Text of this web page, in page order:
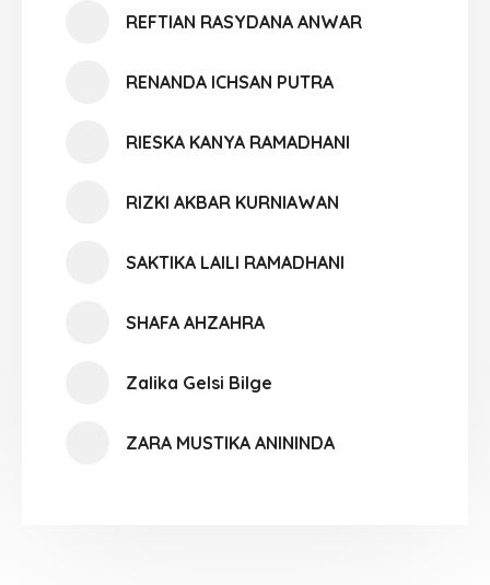
REFTIAN RASYDANA ANWAR
RENANDA ICHSAN PUTRA
RIESKA KANYA RAMADHANI
RIZKI AKBAR KURNIAWAN
SAKTIKA LAILI RAMADHANI
SHAFA AHZAHRA
Zalika Gelsi Bilge
ZARA MUSTIKA ANININDA